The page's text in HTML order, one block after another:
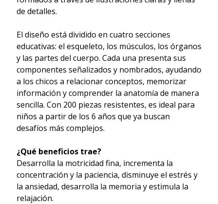
de detalles.
El diseño está dividido en cuatro secciones
educativas: el esqueleto, los músculos, los órganos
y las partes del cuerpo. Cada una presenta sus
componentes señalizados y nombrados, ayudando
a los chicos a relacionar conceptos, memorizar
información y comprender la anatomía de manera
sencilla. Con 200 piezas resistentes, es ideal para
niños a partir de los 6 años que ya buscan
desafíos más complejos.
¿Qué beneficios trae?
Desarrolla la motricidad fina, incrementa la
concentración y la paciencia, disminuye el estrés y
la ansiedad, desarrolla la memoria y estimula la
relajación.